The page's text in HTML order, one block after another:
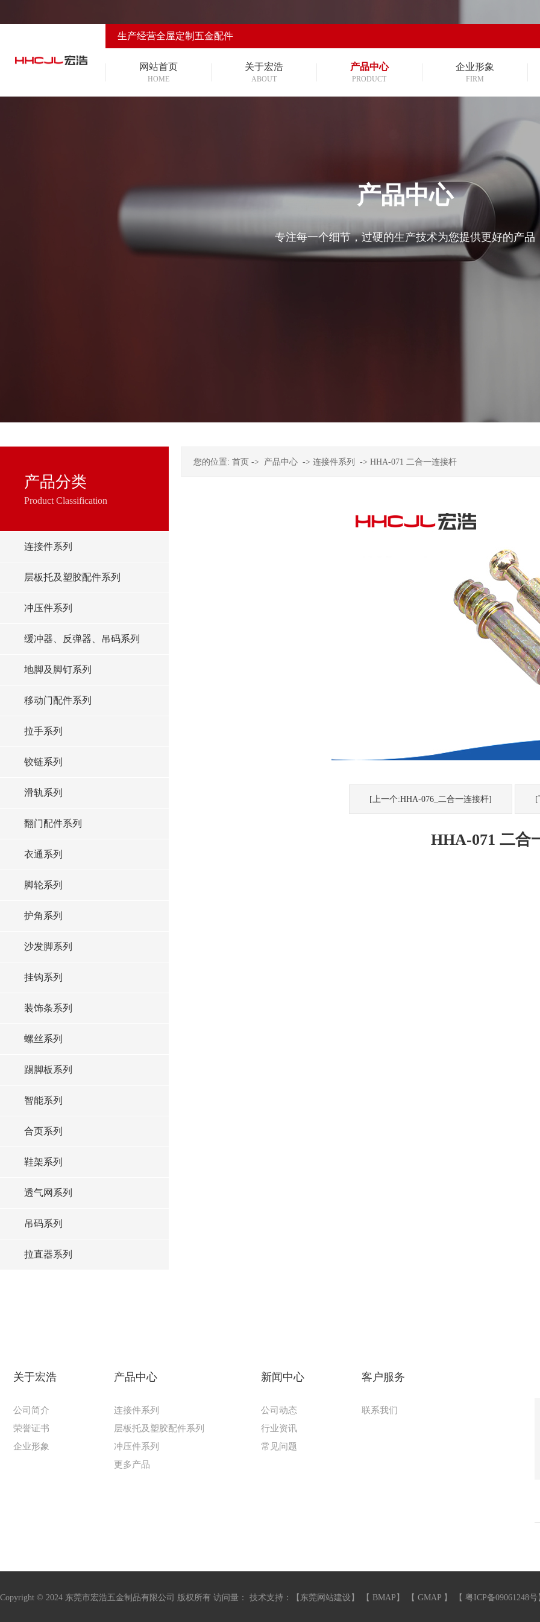
生产经营全屋定制五金配件
网站首页
HOME
关于宏浩
ABOUT
产品中心
PRODUCT
企业形象
FIRM
产品中心
专注每一个细节，过硬的生产技术为您提供更好的产品
产品分类
Product Classification
连接件系列
层板托及塑胶配件系列
冲压件系列
缓冲器、反弹器、吊码系列
地脚及脚钉系列
移动门配件系列
拉手系列
铰链系列
滑轨系列
翻门配件系列
衣通系列
脚轮系列
护角系列
沙发脚系列
挂钩系列
装饰条系列
螺丝系列
踢脚板系列
智能系列
合页系列
鞋架系列
透气网系列
吊码系列
拉直器系列
您的位置: 首页 -> 产品中心 -> 连接件系列 -> HHA-071 二合一连接杆
[上一个:HHA-076_二合一连接杆] [
HHA-071 二合
关于宏浩
公司简介
荣誉证书
企业形象
产品中心
连接件系列
层板托及塑胶配件系列
冲压件系列
更多产品
新闻中心
公司动态
行业资讯
常见问题
客户服务
联系我们
Copyright © 2024 东莞市宏浩五金制品有限公司 版权所有 访问量： 技术支持：【 东莞网站建设 】 【 BMAP 】 【 GMAP 】 【 粤ICP备09061248号